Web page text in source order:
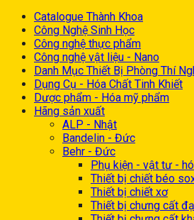
Catalogue Thành Khoa
Công Nghệ Sinh Học
Công nghệ thực phẩm
Công nghệ vật liệu - Nano
Danh Mục Thiết Bị Phòng Thí
Dụng Cụ - Hóa Chất Tinh Khiết
Dược phẩm - Hóa mỹ phẩm
Hãng sản xuất
ALP - Nhật
Bandelin - Đức
Behr - Đức
Phụ kiện - vật tư -
Thiết bị chiết béo
Thiết bị chiết xơ
Thiết bị chưng cất